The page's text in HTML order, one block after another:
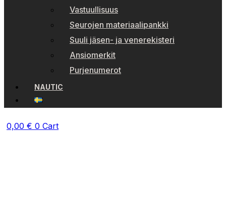
Vastuullisuus
Seurojen materiaalipankki
Suuli jäsen- ja venerekisteri
Ansiomerkit
Purjenumerot
NAUTIC
0,00 € 0 Cart